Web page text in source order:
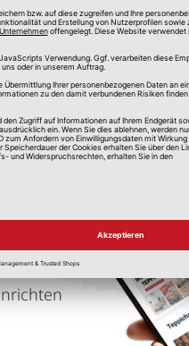
zzgl.